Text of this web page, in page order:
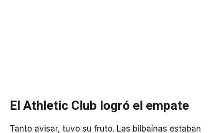
El Athletic Club logró el empate
Tanto avisar, tuvo su fruto. Las bilbaínas estaban